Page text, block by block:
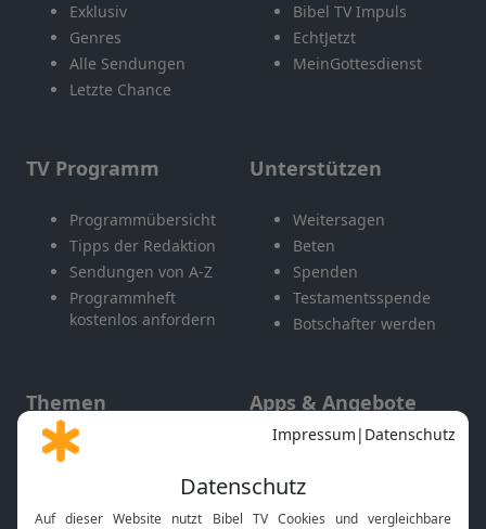
Exklusiv
Genres
Alle Sendungen
Letzte Chance
Bibel TV Impuls
EchtJetzt
MeinGottesdienst
TV Programm
Programmübersicht
Tipps der Redaktion
Sendungen von A-Z
Programmheft
kostenlos anfordern
Unterstützen
Weitersagen
Beten
Spenden
Testamentsspende
Botschafter werden
Themen
Gott und Bibel erklärt
Apps & Angebote
Mobile App